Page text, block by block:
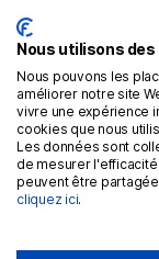
Nous utilisons
Nous pouvons les
améliorer notre site
vivre une expérience
cookies que nous
Les données sont
de mesurer
peuvent être
cliquez ici.